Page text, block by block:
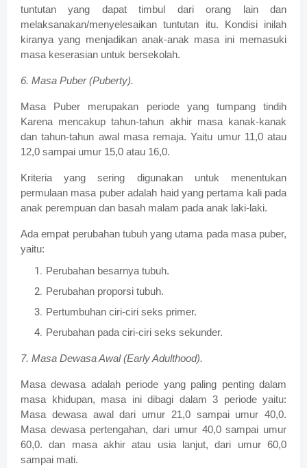
tuntutan yang dapat timbul dari orang lain dan
melaksanakan/menyelesaikan tuntutan itu. Kondisi inilah
kiranya yang menjadikan anak-anak masa ini memasuki
masa keserasian untuk bersekolah.
6. Masa Puber (Puberty).
Masa Puber merupakan periode yang tumpang tindih
Karena mencakup tahun-tahun akhir masa kanak-kanak
dan tahun-tahun awal masa remaja. Yaitu umur 11,0 atau
12,0 sampai umur 15,0 atau 16,0.
Kriteria yang sering digunakan untuk menentukan
permulaan masa puber adalah haid yang pertama kali pada
anak perempuan dan basah malam pada anak laki-laki.
Ada empat perubahan tubuh yang utama pada masa puber,
yaitu:
Perubahan besarnya tubuh.
Perubahan proporsi tubuh.
Pertumbuhan ciri-ciri seks primer.
Perubahan pada ciri-ciri seks sekunder.
7. Masa Dewasa Awal (Early Adulthood).
Masa dewasa adalah periode yang paling penting dalam
masa khidupan, masa ini dibagi dalam 3 periode yaitu:
Masa dewasa awal dari umur 21,0 sampai umur 40,0.
Masa dewasa pertengahan, dari umur 40,0 sampai umur
60,0. dan masa akhir atau usia lanjut, dari umur 60,0
sampai mati.